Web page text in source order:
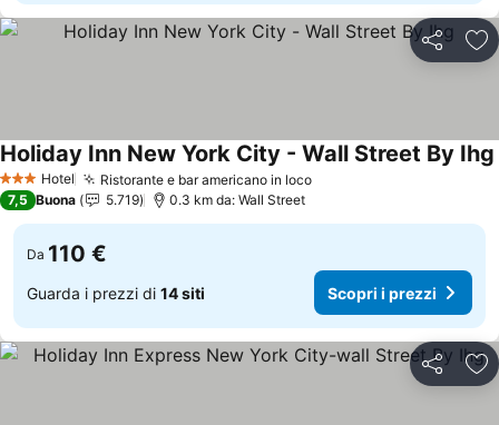
Condividi
3 StelleHotel Ristorante e bar americano in loco
Holiday Inn New York City - Wall Street By Ihg
7,5 Buona 5.719 0.3 km da: Wall Street
Da 110 €
Guarda i prezzi di 14 siti Scopri i prezzi
Condividi